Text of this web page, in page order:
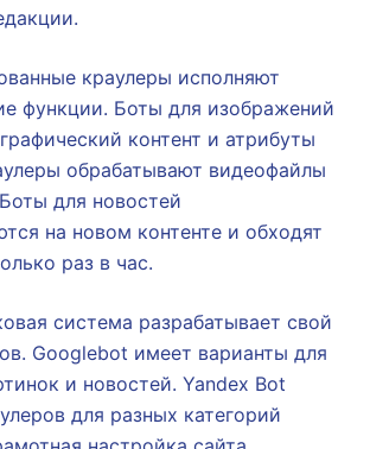
краулеры исполняют
функции. Боты для изображений
контент и атрибуты
обрабатывают видеофайлы
для новостей
на новом контенте и обходят
раз в час.
система разрабатывает свой
Googlebot имеет варианты для
и новостей. Yandex Bot
для разных категорий